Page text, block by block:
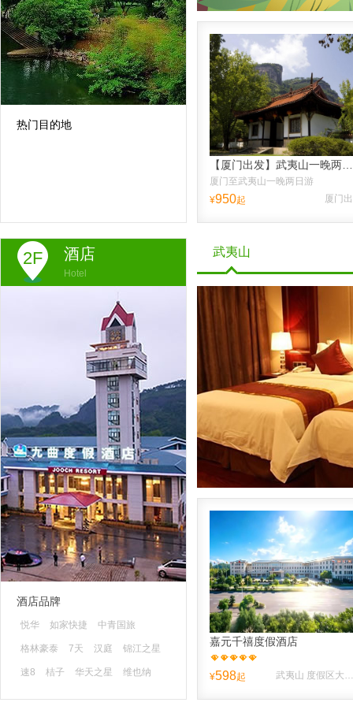
热门目的地
厦门至武夷山一晚两日游
¥950起 厦门
2F 酒店
Hotel
酒店品牌
悦华 如家快捷 中青国旅
格林豪泰 7天 汉庭 锦江之星
速8 桔子 华天之星 维也纳
武夷山
嘉元千禧度假酒店
¥598起 武夷山 度假区大王峰南路106号